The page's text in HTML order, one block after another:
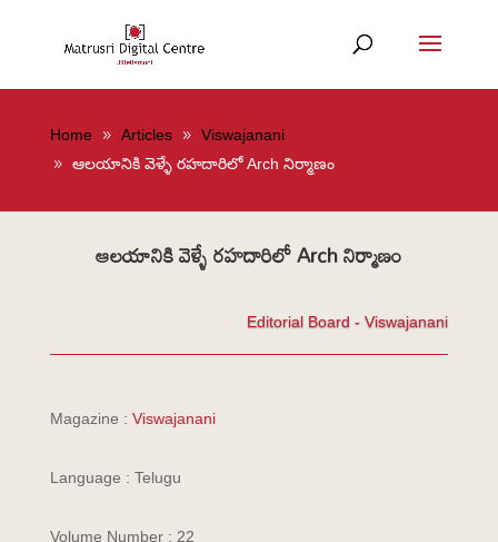
Home Articles
Viswajanani
ఆలయానికి వెళ్ళే రహదారిలో Arch నిర్మాణం
ఆలయానికి వెళ్ళే రహదారిలో Arch నిర్మాణం
Editorial Board - Viswajanani
Magazine : Viswajanani
Language : Telugu
Volume Number : 22